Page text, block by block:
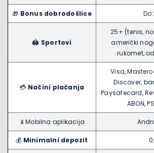
🎁 Bonus dobrodošlice Do
🏟️ Sportovi
25+ (tenis,
američki
rukomet,
💳 Načini plaćanja
Visa,
Discover,
Paysafecard,
ABON,
📱Mobilna aplikacija
💰 Minimalni depozit